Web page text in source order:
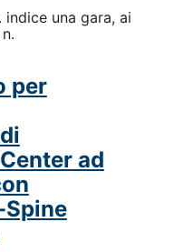
indice una gara, ai
per
ad